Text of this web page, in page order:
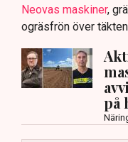
Neovas maskiner,
ogräsfrön över
på